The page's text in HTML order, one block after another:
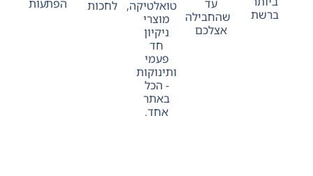
ברשת
עד
שהחבילה
אצלכם
טואלטיקה,
מוצרי
ניקיון
חד
פעמי
ותינוקות
- הכל
באתר
אחד.
לחכות
הפתעות